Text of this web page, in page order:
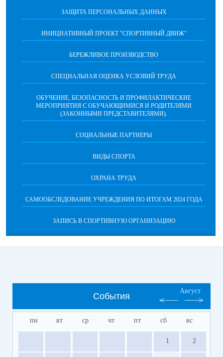
ЗАЩИТА ПЕРСОНАЛЬНЫХ ДАННЫХ
ИНИЦИАТИВНЫЙ ПРОЕКТ "СПОРТИВНЫЙ ДВИЖ"
БЕРЕЖЛИВОЕ ПРОИЗВОДСТВО
СПЕЦИАЛЬНАЯ ОЦЕНКА УСЛОВИЙ ТРУДА
ОБУЧЕНИЕ, БЕЗОПАСНОСТЬ И ПРОФИЛАКТИЧЕСКИЕ
МЕРОПРИЯТИЯ С ОБУЧАЮЩИМИСЯ И РОДИТЕЛЯМИ
(ЗАКОННЫМИ ПРЕДСТАВИТЕЛЯМИ).
СОЦИАЛЬНЫЕ ПАРТНЕРЫ
ВИДЫ СПОРТА
ОХРАНА ТРУДА
САМООБСЛЕДОВАНИЕ УЧРЕЖДЕНИЯ ПО ИТОГАМ 2024 ГОДА
ЗАПИСЬ В СПОРТИВНУЮ ОРГАНИЗАЦИЮ
События
Август
пн вт ср чт пт сб вс
1 2